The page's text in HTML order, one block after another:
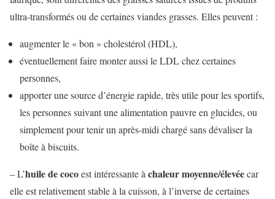
ultra-transformés ou de certaines viandes grasses. Elles peuvent :
augmenter le « bon » cholestérol (HDL),
éventuellement faire monter aussi le LDL chez certaines
personnes,
apporter une source d’énergie rapide, très utile pour les sportifs,
les personnes suivant une alimentation pauvre en glucides, ou
simplement pour tenir un après-midi chargé sans dévaliser la
boîte à biscuits.
– L’huile de cocoest intéressante à chaleur moyenne/élevéecar
elle est relativement stable à la cuisson, à l’inverse de certaines